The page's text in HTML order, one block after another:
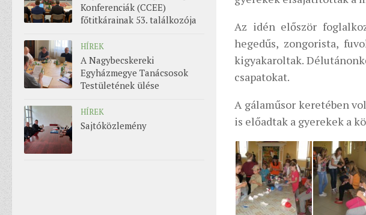
Az idén először
hegedűs, zongorista,
kigyakaroltak.
csapatokat.
A gálaműsor keretében
is előadtak a gyerekek a
Konferenciák (CCEE)
főtitkárainak 53. találkozója
HÍREK
A Nagybecskereki
Egyházmegye Tanácsosok
Testületének ülése
HÍREK
Sajtóközlemény